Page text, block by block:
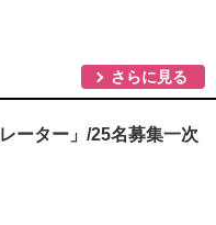
さらに見る
ーター」/25名募集一次